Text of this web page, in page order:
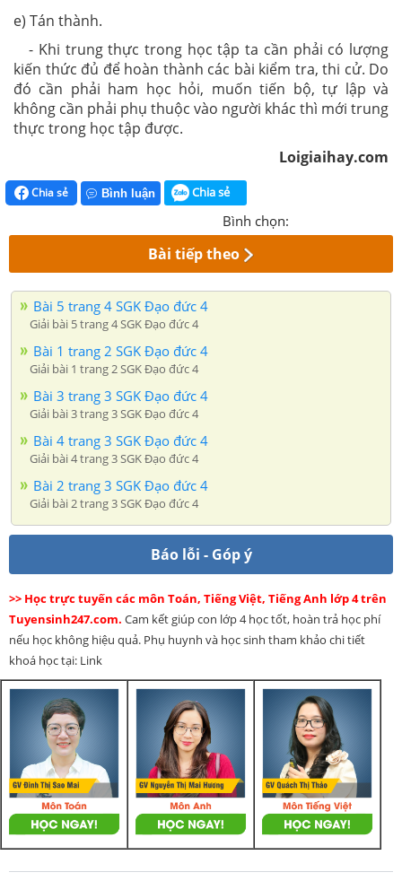
e) Tán thành.
- Khi trung thực trong học tập ta cần phải có lượng
kiến thức đủ để hoàn thành các bài kiểm tra, thi cử. Do
đó cần phải ham học hỏi, muốn tiến bộ, tự lập và
không cần phải phụ thuộc vào người khác thì mới trung
thực trong học tập được.
Loigiaihay.com
Chia sẻ Bình luận Chia sẻ
Bình chọn:
Bài tiếp theo
Bài 5 trang 4 SGK Đạo đức 4
Giải bài 5 trang 4 SGK Đạo đức 4
Bài 1 trang 2 SGK Đạo đức 4
Giải bài 1 trang 2 SGK Đạo đức 4
Bài 3 trang 3 SGK Đạo đức 4
Giải bài 3 trang 3 SGK Đạo đức 4
Bài 4 trang 3 SGK Đạo đức 4
Giải bài 4 trang 3 SGK Đạo đức 4
Bài 2 trang 3 SGK Đạo đức 4
Giải bài 2 trang 3 SGK Đạo đức 4
Báo lỗi - Góp ý
>> Học trực tuyến các môn Toán, Tiếng Việt, Tiếng Anh lớp 4 trên
Tuyensinh247.com. Cam kết giúp con lớp 4 học tốt, hoàn trả học phí
nếu học không hiệu quả. Phụ huynh và học sinh tham khảo chi tiết
khoá học tại: Link